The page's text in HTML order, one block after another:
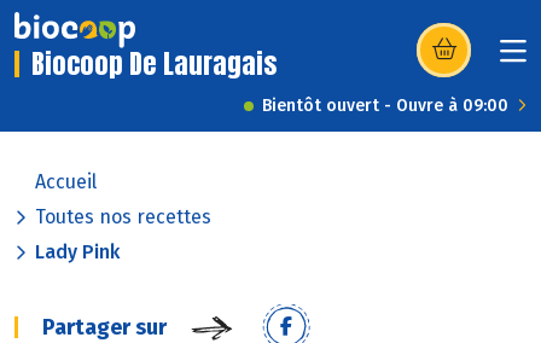
Biocoop De Lauragais (s’ouvre dans
Bientôt ouvert - Ouvre à 09:00
Accueil
Toutes nos recettes
Lady Pink
Partager sur